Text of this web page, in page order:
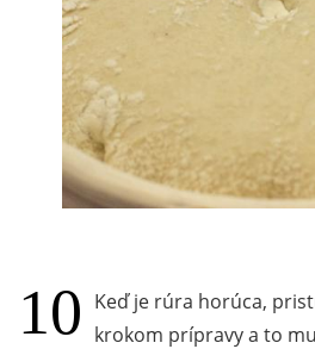
Keď je rúra horúca,
krokom prípravy a to